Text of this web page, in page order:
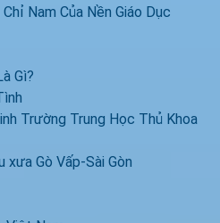
Nam Của Nền Giáo Dục
Gì?
Trường Trung Học Thủ Khoa
xưa Gò Vấp-Sài Gòn